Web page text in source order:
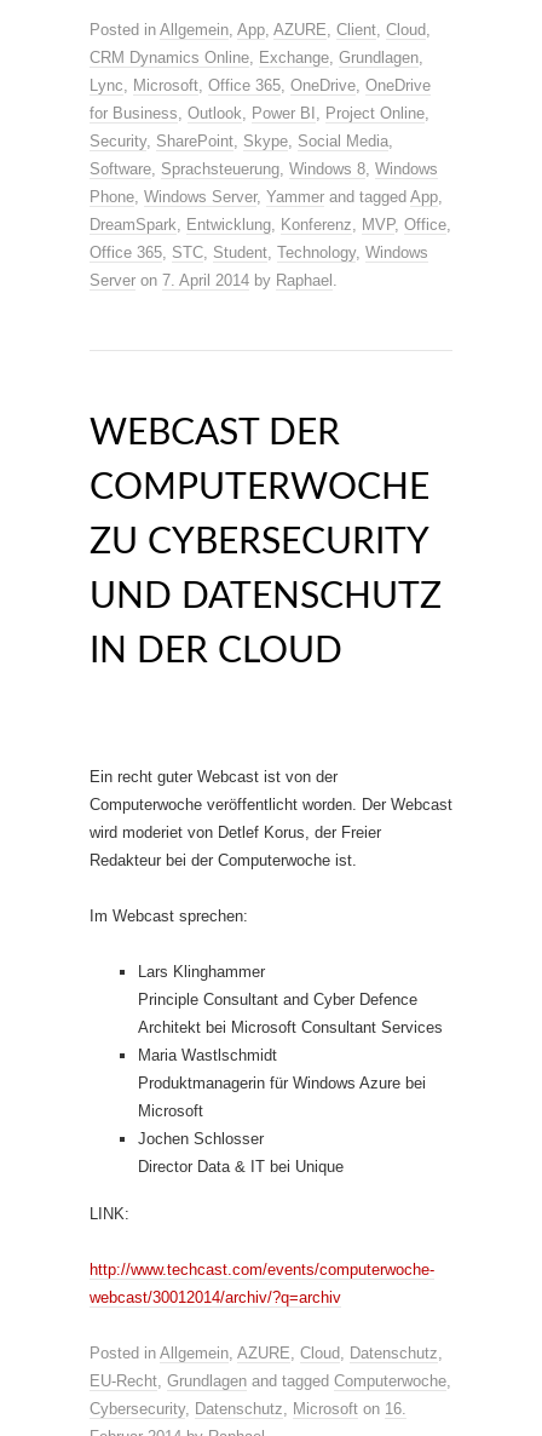
Posted in Allgemein, App, AZURE, Client, Cloud,
CRM Dynamics Online, Exchange, Grundlagen,
Lync, Microsoft, Office 365, OneDrive, OneDrive
for Business, Outlook, Power BI , Project Online,
Security, SharePoint, Skype, Social Media,
Software, Sprachsteuerung, Windows 8, Windows
Phone, Windows Server, Yammer and tagged App,
DreamSpark, Entwicklung, Konferenz, MVP, Office,
Office 365, STC, Student, Technology, Windows
Server on 7. April 2014 by Raphael .
WEBCAST DER
COMPUTERWOCHE
ZU CYBERSECURITY
UND DATENSCHUTZ
IN DER CLOUD
Ein recht guter Webcast ist von der
Computerwoche veröffentlicht worden. Der Webcast
wird moderiet von Detlef Korus, der Freier
Redakteur bei der Computerwoche ist.
Im Webcast sprechen:
Lars Klinghammer
Principle Consultant and Cyber Defence
Architekt bei Microsoft Consultant Services
Maria Wastlschmidt
Produktmanagerin für Windows Azure bei
Microsoft
Jochen Schlosser
Director Data & IT bei Unique
LINK:
http://www.techcast.com/events/computerwoche-
webcast/30012014/archiv/?q=archiv
Posted in Allgemein, AZURE, Cloud, Datenschutz,
EU-Recht, Grundlagen and tagged Computerwoche,
Cybersecurity, Datenschutz, Microsoft on 16.